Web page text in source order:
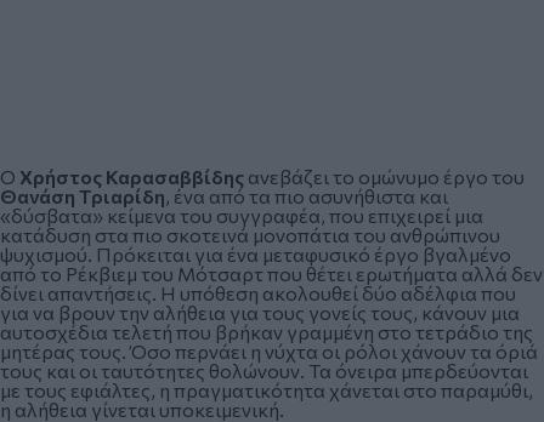
Ο Χρήστος Καρασαββίδης ανεβάζει το ομώνυμο έργο του
Θανάση Τριαρίδη, ένα από τα πιο ασυνήθιστα και
«δύσβατα» κείμενα του συγγραφέα, που επιχειρεί μια
κατάδυση στα πιο σκοτεινά μονοπάτια του ανθρώπινου
ψυχισμού. Πρόκειται για ένα μεταφυσικό έργο βγαλμένο
από το Ρέκβιεμ του Μότσαρτπου θέτει ερωτήματα αλλά δεν
δίνει απαντήσεις. Η υπόθεση ακολουθεί δύο αδέλφια που
για να βρουν την αλήθεια για τους γονείς τους, κάνουν μια
αυτοσχέδια τελετή που βρήκαν γραμμένη στο τετράδιο της
μητέρας τους. Όσο περνάει η νύχτα οι ρόλοι χάνουν τα όριά
τους και οι ταυτότητες θολώνουν. Τα όνειρα μπερδεύονται
με τους εφιάλτες, η πραγματικότητα χάνεται στο παραμύθι,
η αλήθεια γίνεται υποκειμενική.